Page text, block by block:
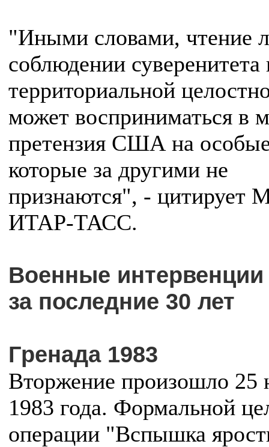
"Иными словами, чтение
соблюдении суверенитета
территориальной
может восприниматься в
претензия США на
которые за другими не
признаются", - цитирует
ИТАР-ТАСС.
Военные
за последние 30 лет
Гренада 1983
Вторжение произошло 25
1983 года. Формальной
операции "Вспышка